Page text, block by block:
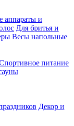
аппараты и
Для бритья и
Весы напольные
питание
Декор и